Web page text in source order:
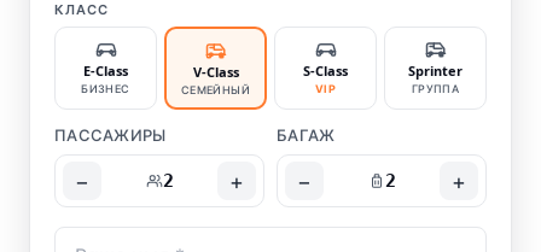
КЛАСС
E-Class
БИЗНЕС
V-Class
СЕМЕЙНЫЙ
S-Class
VIP
Sprinter
ГРУППА
ПАССАЖИРЫ
− 2 +
БАГАЖ
− 2 +